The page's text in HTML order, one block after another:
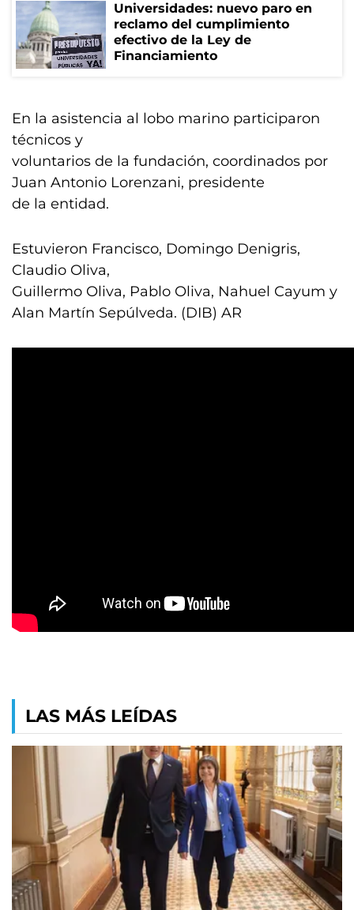
Universidades: nuevo paro en
reclamo del cumplimiento
efectivo de la Ley de
Financiamiento
En la asistencia al lobo marino participaron
técnicos y
voluntarios de la fundación, coordinados por
Juan Antonio Lorenzani, presidente
de la entidad.
Estuvieron Francisco, Domingo Denigris,
Claudio Oliva,
Guillermo Oliva, Pablo Oliva, Nahuel Cayum y
Alan Martín Sepúlveda. (DIB) AR
LAS MÁS LEÍDAS